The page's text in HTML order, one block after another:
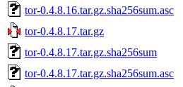
tor-0.4.8.16.tar.gz.sha256sum.asc
tor-0.4.8.17.tar.gz
tor-0.4.8.17.tar.gz.sha256sum
tor-0.4.8.17.tar.gz.sha256sum.asc